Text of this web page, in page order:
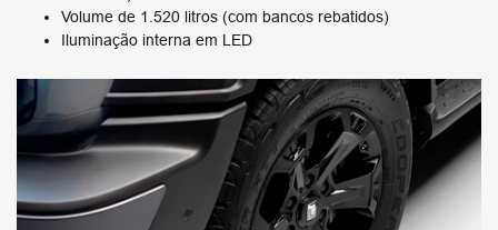
Volume de 1.520 litros (com bancos rebatidos)
Iluminação interna em LED